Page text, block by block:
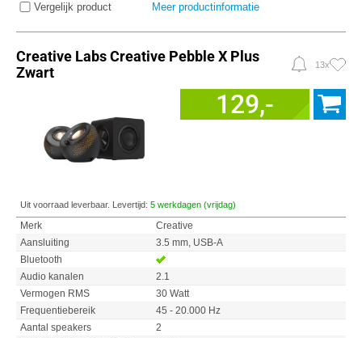
Vergelijk product Meer productinformatie
Creative Labs Creative Pebble X Plus
Zwart
13x
129,-
Uit voorraad leverbaar. Levertijd: 5 werkdagen (vrijdag)
Merk
Creative
Aansluiting
3.5 mm, USB-A
Bluetooth
Audio kanalen
2.1
Vermogen RMS
30 Watt
Frequentiebereik
45 - 20.000 Hz
Aantal speakers
2